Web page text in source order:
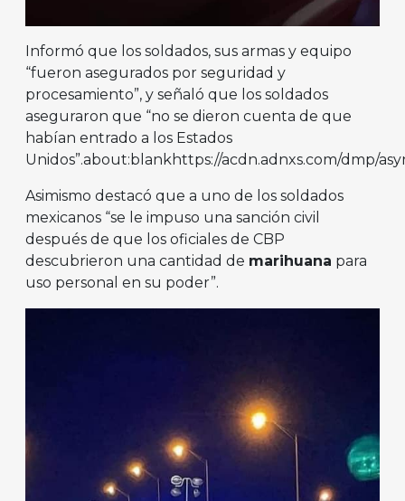
Informó que los soldados, sus armas y equipo
“fueron asegurados por seguridad y
procesamiento”, y señaló que los soldados
aseguraron que “no se dieron cuenta de que
habían entrado a los Estados
Unidos”.about:blankhttps://acdn.adnxs.com/dmp/
Asimismo destacó que a uno de los soldados
mexicanos “se le impuso una sanción civil
después de que los oficiales de CBP
descubrieron una cantidad de marihuana para
uso personal en su poder”.